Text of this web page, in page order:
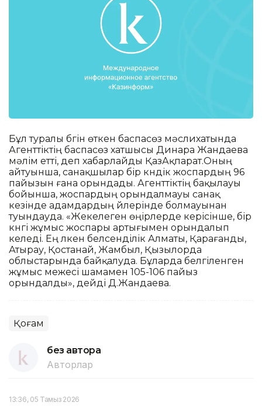
Бұл туралы бүгін өткен баспасөз мәслихатында
Агенттіктің баспасөз хатшысы Динара Жандаева
мәлім етті, деп хабарлайды ҚазАқпарат.Оның
айтуынша, санақшылар бір күндік жоспардың 96
пайызын ғана орындады. Агенттіктің бақылауы
бойынша, жоспардың орындалмауы санақ
кезінде адамдардың үйлерінде болмауынан
туындауда. «Жекелеген өңірлерде керісінше, бір
күнгі жұмыс жоспары артығымен орындалып
келеді. Ең үлкен белсенділік Алматы, Қарағанды,
Атырау, Қостанай, Жамбыл, Қызылорда
облыстарында байқалуда. Бұларда белгіленген
жұмыс межесі шамамен 105-106 пайыз
орындалды», дейді Д.Жандаева.
Қоғам
без автора
Авторлар
13:36, 05 Тамыз 2026